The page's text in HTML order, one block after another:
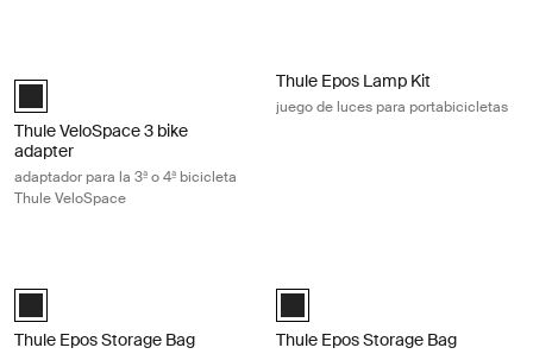
Thule VeloSpace 3 bike adapter Negro (selected)
Thule VeloSpace 3 bike
adapter
adaptador para la 3ª o 4ª bicicleta
Thule VeloSpace
Thule Epos Lamp Kit
juego de luces para portabicicletas
Black (selected)
Thule Epos Storage Bag
Black (selected)
Thule Epos Storage Bag